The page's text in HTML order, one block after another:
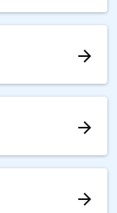
arrow_forward
arrow_forward
arrow_forward